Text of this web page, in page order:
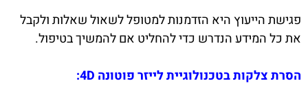
פגישת הייעוץ היא הזדמנות למטופל לשאול שאלות ולקבל
את כל המידע הנדרש כדי להחליט אם להמשיך בטיפול.
הסרת צלקות בטכנולוגיית לייזר פוטונה 4D: